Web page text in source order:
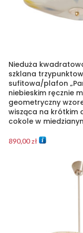
Nieduża
szklana
sufitowa/plafon
niebieskim ręcznie
geometryczny
wisząca na krótkim
cokole w
890,00zł